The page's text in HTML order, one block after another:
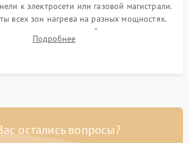
к электросети или газовой магистрали.
всех зон нагрева на разных мощностях.
управления, таймера, индикаторов
тепла и систем защиты от перегрева.
Подробнее
остались вопросы?